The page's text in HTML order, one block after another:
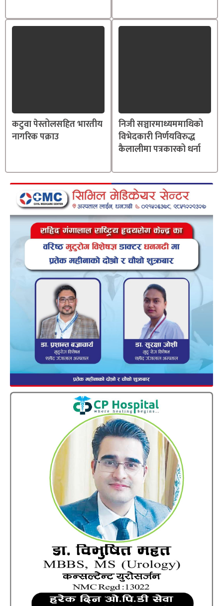
कटुवा पेस्तोलसहित भारतीय
नागरिक पक्राउ
निजी सञ्चारमाध्यममाथिको
विभेदकारी निर्णयविरुद्ध
कैलालीमा पत्रकारको धर्ना